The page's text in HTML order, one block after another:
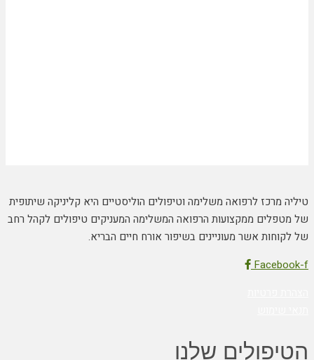
טיליה מרכז לרפואה משלימה וטיפולים הוליסטיים היא קליניקה שיתופית
של מטפלים ממקצועות הרפואה המשלימה המעניקים טיפולים לקהל רחב
של לקוחות אשר מעוניינים בשיפור אורח חיים הבריא.
Facebook-f
הטיפולים שלנו